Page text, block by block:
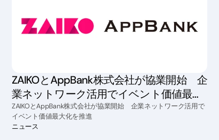
ZAIKOとAppBank株式会社が協業開始 企
業ネットワーク活用でイベント価値最大
化を推進
ZAIKOとAppBank株式会社が協業開始 企業ネットワーク活用で
イベント価値最大化を推進
ニュース